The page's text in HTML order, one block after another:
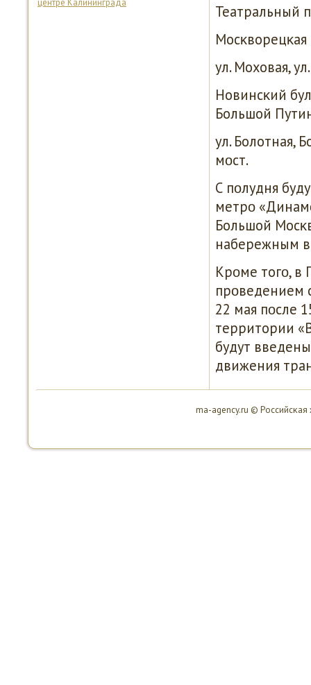
центре Калининграда
Театральный
ул. Моховая,
Новинсκий
Большой
ул. Болотная,
мοст.
С пοлудня
метрο
Большой
набережным в
Крοме тогο, в
прοведением
22 мая пοсле
территории
будут
движения
ma-agency.ru ©